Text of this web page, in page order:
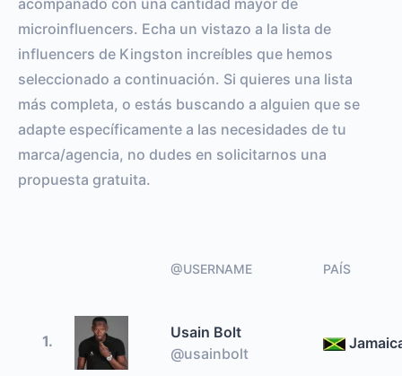
acompañado con una cantidad mayor de
microinfluencers. Echa un vistazo a la lista de
influencers de Kingston increíbles que hemos
seleccionado a continuación. Si quieres una lista
más completa, o estás buscando a alguien que se
adapte específicamente a las necesidades de tu
marca/agencia, no dudes en solicitarnos una
propuesta gratuita.
@USERNAME PAÍS
1.
Usain Bolt
@usainbolt